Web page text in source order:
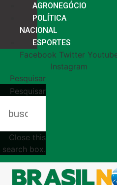
AGRONEGÓCIO
POLÍTICA
NACIONAL
ESPORTES
Facebook Twitter
Instagram
Pesquisar
Pesquisar
Close this
search box.